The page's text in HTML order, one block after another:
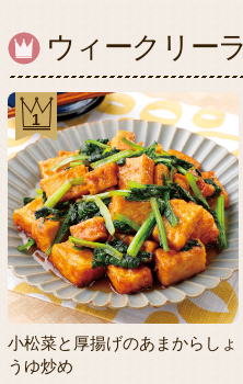
ウィークリー
1
小松菜と厚揚げのあまからしょ
うゆ炒め